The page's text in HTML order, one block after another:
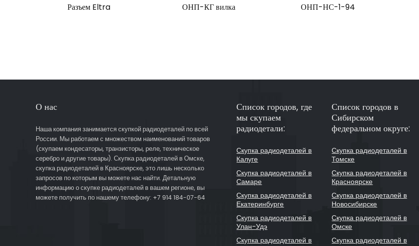
Разъем Eltra ОНП-КГ вилка ОНП-НС-1-94
О нас
Наша компания занимается скупкой радиодеталей по всей
России. Мы работаем с множеством наименований товаров
(скупаем кондесаторы, транзисторы, реле, техническое
серебро и другие товары). Скупка радиодеталей в Омске,
скупка радиодеталей в Красноярске, это лишь несколько
запросов по которым вы можете нас найти. Детальную
информацию о скупке радиодеталей в вашем регионе, вы
можете получить по нашему телефону: +7 914 184-07-64
Список городов, где
мы скупаем
радиодетали:
Скупка радиодеталей в
Калуге
Скупка радиодеталей в
Самаре
Скупка радиодеталей в
Екатеринбурге
Скупка радиодеталей в
Улан-Удэ
Скупка радиодеталей в
Список городов в
Сибирском
федеральном округе:
Скупка радиодеталей в
Томске
Скупка радиодеталей в
Красноярске
Скупка радиодеталей в
Новосибирске
Скупка радиодеталей в
Омске
Скупка радиодеталей в